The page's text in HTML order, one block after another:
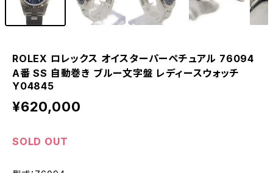
ROLEX ロレックス オイスターパーペチュアル 76094
A番 SS 自動巻き ブルー文字盤 レディースウォッチ
Y04845
¥620,000
SOLD OUT